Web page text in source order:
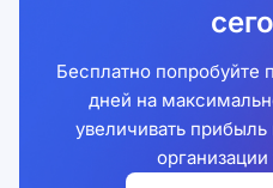
Бесплатно попробуйте
дней на
увеличивать